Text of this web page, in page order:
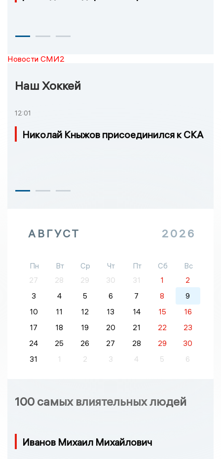
Новости СМИ2
Наш Хоккей
12:01
Николай Кныжов присоединился к СКА
АВГУСТ 2026
Пн Вт Ср Чт Пт Сб
Вс
27
28 29 30 31 1
2
3
4 5 6 7 8
9
10
11 12 13 14 15
16
17
18 19 20 21 22
23
24
25 26 27 28 29
30
31
1 2 3 4 5 6
100 самых влиятельных людей
Иванов Михаил Михайлович